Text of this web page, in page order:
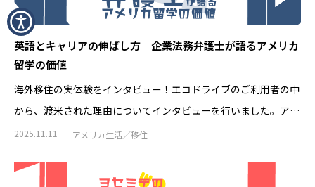
英語とキャリアの伸ばし方｜企業法務弁護士が語るアメリカ
留学の価値
海外移住の実体験をインタビュー！エコドライブのご利用者の中
から、渡米された理由についてインタビューを行いました。アメ
リカに駐在予
2025.11.11 アメリカ生活／移住